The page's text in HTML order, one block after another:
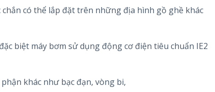
có thể lắp đặt trên những địa hình gồ ghề khác
biệt máy bơm sử dụng động cơ điện tiêu chuẩn IE2
khác như bạc đạn, vòng bi,